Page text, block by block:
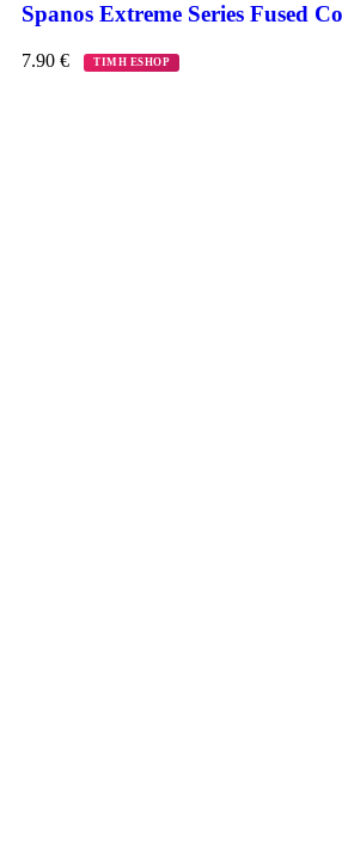
Spanos Extreme Series Fused
7.90 € ΤΙΜΗ ESHOP